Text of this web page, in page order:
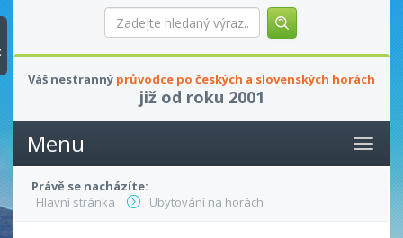
Zadejte
hledaný
Váš nestranný průvodce po českých a slovenských horách
již od roku 2001
Menu
Právě se nacházíte:
Hlavní stránka
Ubytování na horách